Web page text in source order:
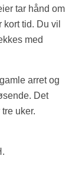
tar hånd om
tid. Du vil
med
arret og
Det
uker.